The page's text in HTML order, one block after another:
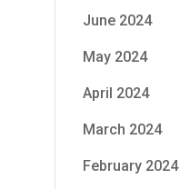
June 2024
May 2024
April 2024
March 2024
February 2024